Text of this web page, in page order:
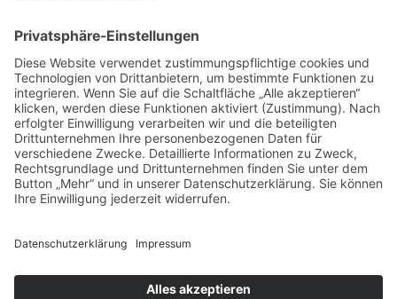
Wir freuen uns auf Sie:
Landfleischerei & Catering Karl Herzog
Leutersdorfer Str. 6
02794 Spitzkunnersdorf
Tel.: 03586 / 38 62 96
Fax: 03586 / 78 93 32
Startseite
Onlineshop